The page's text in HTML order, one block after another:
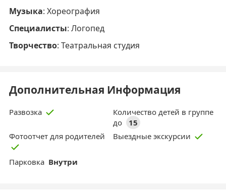
Музыка: Хореография
Специалисты: Логопед
Творчество: Театральная студия
Дополнительная Информация
Развозка
Количество детей в группе
до
15
Фотоотчет для родителей
Выездные экскурсии
Парковка Внутри